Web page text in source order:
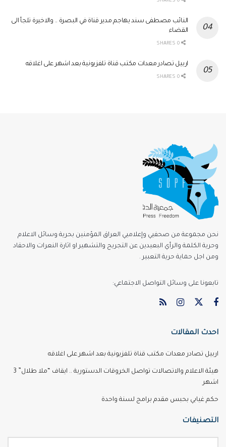
النائب مصطفى سند يهاجم مدير قناة في البصرة .. والاخيرة تلجأ الى
القضاء
اربيل تصادر معدات مكتب قناة تلفزيونية بعد اشهر على اغلاقه
نحن مجموعة من صحفيي وإعلاميي العراق المؤمنين بحرية وسائل الاعلام
وحرية الكلمة والرأي البعيدين عن التجريح والتشهير او اثارة النعرات والاحقاد
ومن اجل حماية حرية التعبير .
تابعونا على وسائل التواصل الاجتماعي:
احدث المقالات
اربيل تصادر معدات مكتب قناة تلفزيونية بعد اشهر على اغلاقه
هيئة الاعلام والاتصالات تواصل الخروقات الدستورية .. ايقاف “ملا طلال” 3
اشهر
حكم غيابي بحبس مقدم برامج لسنة واحدة
التصنيفات